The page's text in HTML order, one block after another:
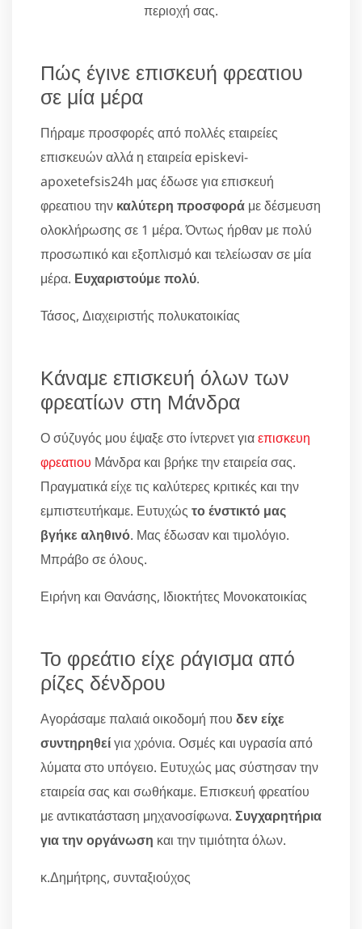
περιοχή σας.
Πώς έγινε επισκευή φρεατιου
σε μία μέρα
Πήραμε προσφορές από πολλές εταιρείες
επισκευών αλλά η εταιρεία episkevi-
apoxetefsis24h μας έδωσε για επισκευή
φρεατιου την καλύτερη προσφορά με δέσμευση
ολοκλήρωσης σε 1 μέρα. Όντως ήρθαν με πολύ
προσωπικό και εξοπλισμό και τελείωσαν σε μία
μέρα. Ευχαριστούμε πολύ.
Τάσος, Διαχειριστής πολυκατοικίας
Κάναμε επισκευή όλων των
φρεατίων στη Μάνδρα
Ο σύζυγός μου έψαξε στο ίντερνετ γιαεπισκευη
φρεατιου Μάνδρα και βρήκε την εταιρεία σας.
Πραγματικά είχε τις καλύτερες κριτικές και την
εμπιστευτήκαμε. Ευτυχώς το ένστικτό μας
βγήκε αληθινό. Μας έδωσαν και τιμολόγιο.
Μπράβο σε όλους.
Ειρήνη και Θανάσης, Ιδιοκτήτες Μονοκατοικίας
Το φρεάτιο είχε ράγισμα από
ρίζες δένδρου
Αγοράσαμε παλαιά οικοδομή που δεν είχε
συντηρηθείγια χρόνια. Οσμές και υγρασία από
λύματα στο υπόγειο. Ευτυχώς μας σύστησαν την
εταιρεία σας και σωθήκαμε. Επισκευή φρεατίου
με αντικατάσταση μηχανοσίφωνα. Συγχαρητήρια
για την οργάνωση και την τιμιότητα όλων.
κ.Δημήτρης, συνταξιούχος